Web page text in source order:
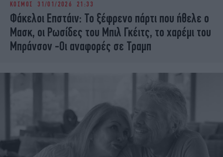
iBOOKS
OSCARS
THE OCEAN
MEDIA
ELAMEFORA
ΚΟΣΜΟΣ 31/01/2026 21:33
Φάκελοι Επστάιν: Το ξέφρενο πάρτι που ήθελε ο
Μασκ, οι Ρωσίδες του Μπιλ Γκέιτς, το χαρέμι του
Μπράνσον -Οι αναφορές σε Τραμπ